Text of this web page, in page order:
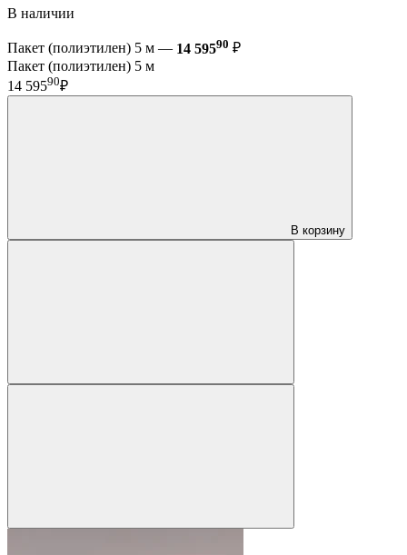
В наличии
Пакет (полиэтилен) 5 м — 14 59590 ₽
Пакет (полиэтилен) 5 м
14 59590₽
В корзину